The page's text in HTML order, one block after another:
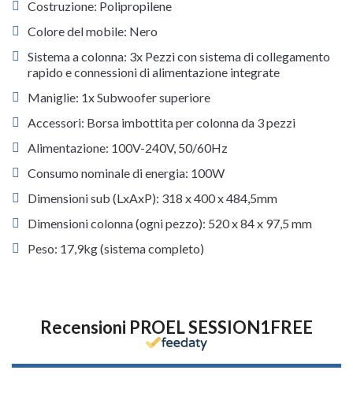
Costruzione: Polipropilene
Colore del mobile: Nero
Sistema a colonna: 3x Pezzi con sistema di collegamento
rapido e connessioni di alimentazione integrate
Maniglie: 1x Subwoofer superiore
Accessori: Borsa imbottita per colonna da 3 pezzi
Alimentazione: 100V-240V, 50/60Hz
Consumo nominale di energia: 100W
Dimensioni sub (LxAxP): 318 x 400 x 484,5mm
Dimensioni colonna (ogni pezzo): 520 x 84 x 97,5 mm
Peso: 17,9kg (sistema completo)
Recensioni PROEL SESSION1FREE